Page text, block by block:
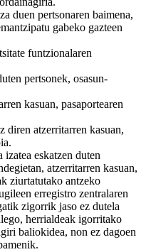
duen pertsonaren baimena,
gabeko gazteen
funtzionalaren
pertsonek, osasun-
kasuan, pasaportearen
diren atzerritarren kasuan,
eskatzen duten
atzerritarren kasuan,
ziurtatutako antzeko
erregistro zentralaren
zigorrik jaso ez dutela
herrialdeak igorritako
baliokidea, non ez dagoen